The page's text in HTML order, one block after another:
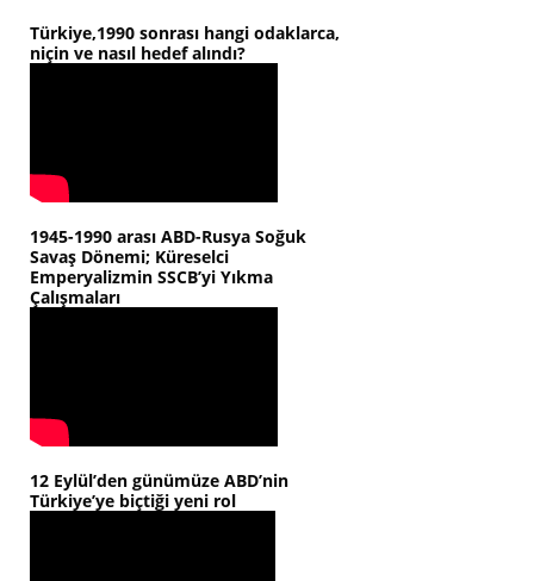
Türkiye,1990 sonrası hangi odaklarca,
niçin ve nasıl hedef alındı?
1945-1990 arası ABD-Rusya Soğuk
Savaş Dönemi; Küreselci
Emperyalizmin SSCB’yi Yıkma
Çalışmaları
12 Eylül’den günümüze ABD’nin
Türkiye’ye biçtiği yeni rol